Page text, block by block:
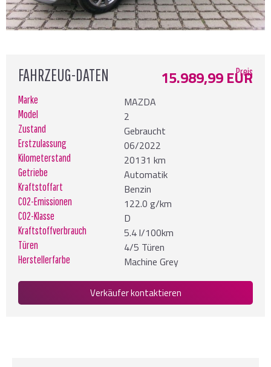
FAHRZEUG-DATEN Preis
15.989,99 EUR
Marke MAZDA
Model 2
Zustand Gebraucht
Erstzulassung 06/2022
Kilometerstand 20131 km
Getriebe Automatik
Kraftstoffart Benzin
CO2-Emissionen 122.0 g/km
CO2-Klasse D
Kraftstoffverbrauch 5.4 l/100km
Türen 4/5 Türen
Herstellerfarbe Machine Grey
Verkäufer kontaktieren